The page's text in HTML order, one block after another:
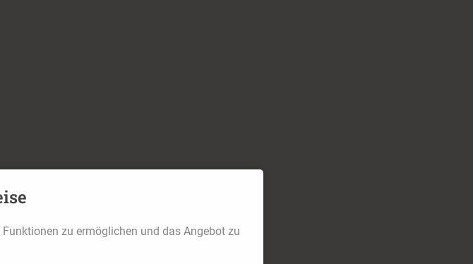
zu ermöglichen und das Angebot zu